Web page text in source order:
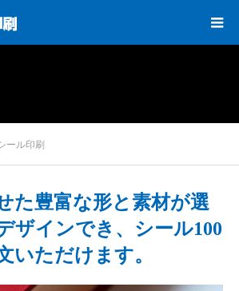
ール印刷
た豊富な形と素材が選
ザインでき、シール100
いただけます。